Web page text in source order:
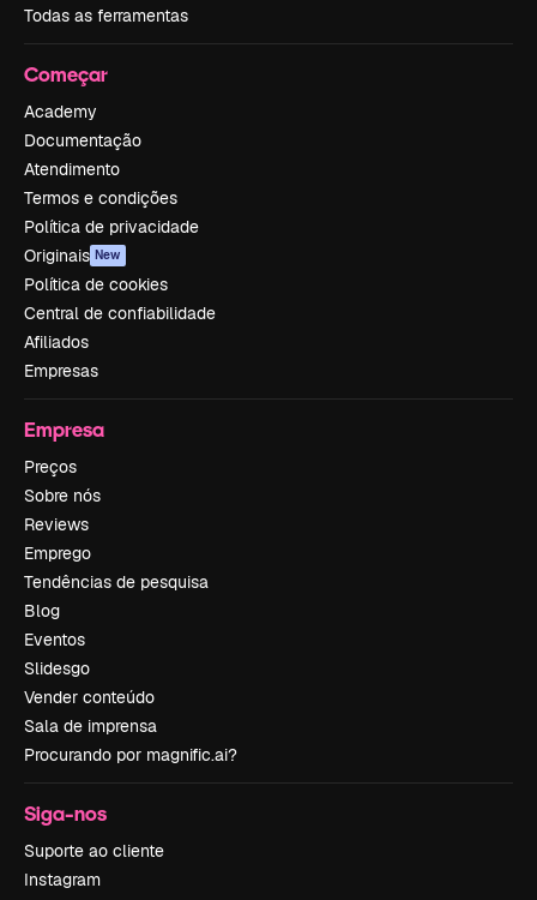
Todas as ferramentas
Começar
Academy
Documentação
Atendimento
Termos e condições
Política de privacidade
Originais New
Política de cookies
Central de confiabilidade
Afiliados
Empresas
Empresa
Preços
Sobre nós
Reviews
Emprego
Tendências de pesquisa
Blog
Eventos
Slidesgo
Vender conteúdo
Sala de imprensa
Procurando por magnific.ai?
Siga-nos
Suporte ao cliente
Instagram